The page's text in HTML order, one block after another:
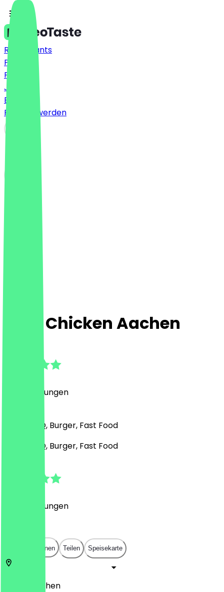
Restaurants
Preise
FAQ
Jobs
Blog
Partner werden
Loco Chicken Aachen
Bewertungen
Grill & BBQ, Burger, Fast Food
Grill & BBQ, Burger, Fast Food
Bewertungen
In App öffnen Teilen Speisekarte
Aachen